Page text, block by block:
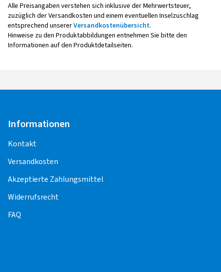
Alle Preisangaben verstehen sich inklusive der Mehrwertsteuer,
zuzüglich der Versandkosten und einem eventuellen Inselzuschlag
entsprechend unsererVersandkostenübersicht.
Hinweise zu den Produktabbildungen entnehmen Sie bitte den
Informationen auf den Produktdetailseiten.
Informationen
Kontakt
Versandkosten
Akzeptierte Zahlungsmittel
Widerrufsrecht
FAQ